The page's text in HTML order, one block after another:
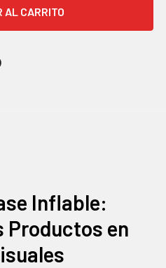
Inflable:
Productos en